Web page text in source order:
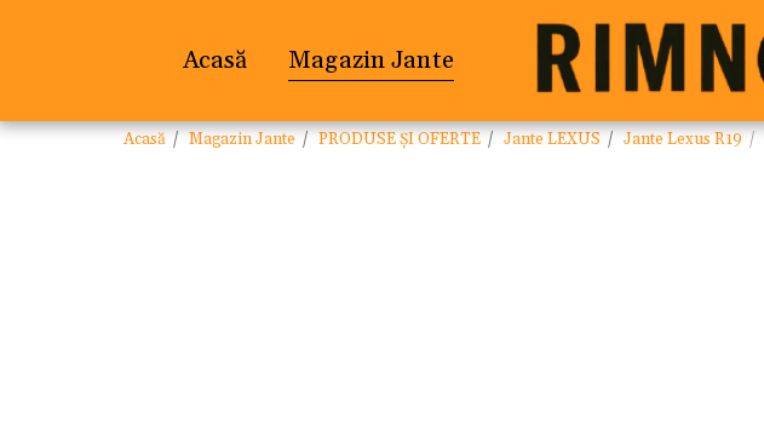
Acasă Magazin Jante
Acasă Magazin Jante PRODUSE ȘI OFERTE Jante LEXUS Jante Lexus R19